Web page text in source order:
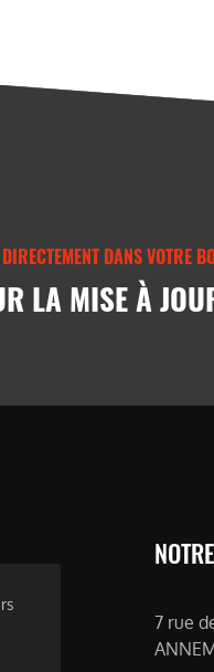
DANS VOTRE
LA MISE À
7 rue